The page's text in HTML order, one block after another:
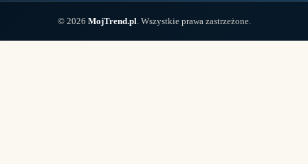
© 2026 MojTrend.pl . Wszystkie prawa zastrzeżone.